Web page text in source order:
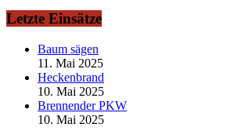
Letzte Einsätze
Baum sägen
11. Mai 2025
Heckenbrand
10. Mai 2025
Brennender PKW
10. Mai 2025